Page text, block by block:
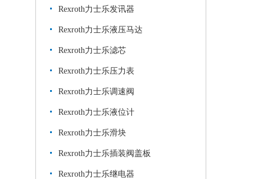
Rexroth力士乐发讯器
Rexroth力士乐液压马达
Rexroth力士乐滤芯
Rexroth力士乐压力表
Rexroth力士乐调速阀
Rexroth力士乐液位计
Rexroth力士乐滑块
Rexroth力士乐插装阀盖板
Rexroth力士乐继电器